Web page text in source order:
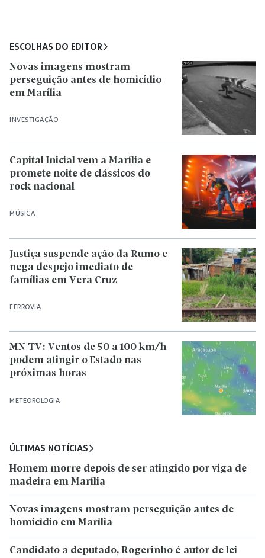
ESCOLHAS DO EDITOR
INVESTIGAÇÃO
Novas imagens mostram
perseguição antes de homicídio
em Marília
MÚSICA
Capital Inicial vem a Marília e
promete noite de clássicos do
rock nacional
FERROVIA
Justiça suspende ação da Rumo e
nega despejo imediato de
famílias em Vera Cruz
METEOROLOGIA
MN TV: Ventos de 50 a 100 km/h
podem atingir o Estado nas
próximas horas
ÚLTIMAS NOTÍCIAS
Homem morre depois de ser atingido por viga de
madeira em Marília
Novas imagens mostram perseguição antes de
homicídio em Marília
Candidato a deputado, Rogerinho é autor de lei